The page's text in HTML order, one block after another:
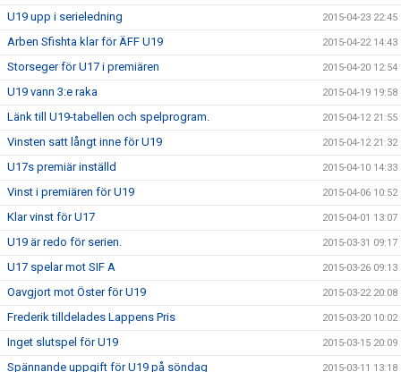
U19 upp i serieledning 2015-04-23 22:45
Arben Sfishta klar för ÄFF U19 2015-04-22 14:43
Storseger för U17 i premiären 2015-04-20 12:54
U19 vann 3:e raka 2015-04-19 19:58
Länk till U19-tabellen och spelprogram. 2015-04-12 21:55
Vinsten satt långt inne för U19 2015-04-12 21:32
U17s premiär inställd 2015-04-10 14:33
Vinst i premiären för U19 2015-04-06 10:52
Klar vinst för U17 2015-04-01 13:07
U19 är redo för serien. 2015-03-31 09:17
U17 spelar mot SIF A 2015-03-26 09:13
Oavgjort mot Öster för U19 2015-03-22 20:08
Frederik tilldelades Lappens Pris 2015-03-20 10:02
Inget slutspel för U19 2015-03-15 20:09
Spännande uppgift för U19 på söndag 2015-03-11 13:18